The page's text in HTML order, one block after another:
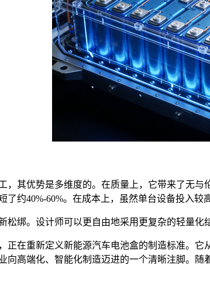
其优势是多维度的。在质量上，它带来了无与
了约40%-60%。在成本上，虽然单台设备投入
。设计师可以更自由地采用更复杂的轻量化
重新定义新能源汽车电池盒的制造标准。它
向高端化、智能化制造迈进的一个清晰注脚。